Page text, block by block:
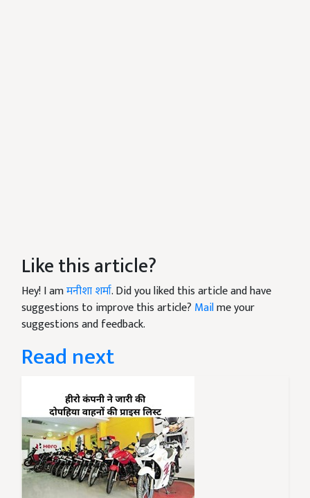
Like this article?
Hey! I amमनीशा शर्मा. Did you liked this article and have
suggestions to improve this article? Mailme your
suggestions and feedback.
Read next